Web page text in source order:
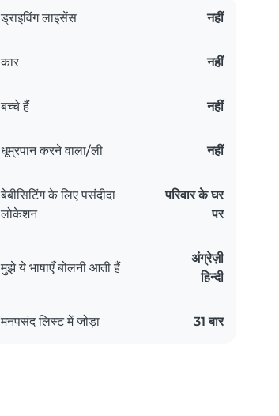
ड्राइविंग लाइसेंस नहीं
कार नहीं
बच्चे हैं नहीं
धूम्रपान करने वाला/ली नहीं
बेबीसिटिंग के लिए पसंदीदा
लोकेशन
परिवार के घर
पर
मुझे ये भाषाएँ बोलनी आती हैं
अंग्रेज़ी
हिन्दी
मनपसंद लिस्ट में जोड़ा 31 बार